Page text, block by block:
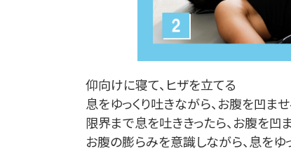
仰向けに寝て、ヒザを立てる
息をゆっくり吐きながら、お腹を凹ま
限界まで息を吐ききったら、お腹を凹
お腹の膨らみを意識しながら、息をゆ